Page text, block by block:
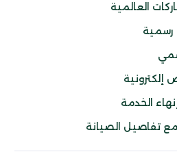
العالمية
رسمية
الخدمة
تفاصيل الصيانة